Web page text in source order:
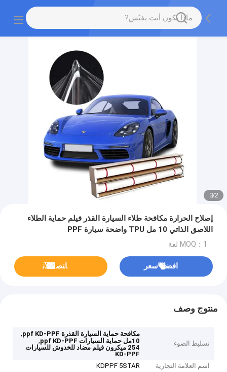
2
/
3
إصلاح الحرارة مكافحة طلاء السيارة القذر فيلم حماية الطلاء
اللاصق الذاتي 10 مل TPU واضحة سيارة PPF
MOQ：1 لفة
افضل سعر ﺎﺘﺼﻟ ﺍﻶﻧ
منتوج وصف
تسليط الضوء
مكافحة حماية السيارة القذرة ppf KD-PPF
,
10مل حماية السيارات ppf KD-PPF
,
254 ميكرون فيلم مضاد للخدوش للسيارات
KD-PPF
اسم العلامة التجارية
KDPPF 5STAR